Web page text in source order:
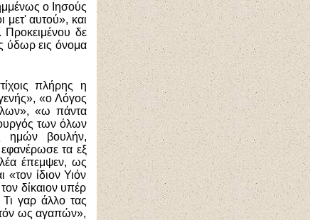
ο Ιησούς
μετ' αυτού», και
δε
ύδωρ εις όνομα
πλήρης η
«ο Λόγος
«ω πάντα
των όλων
ημών βουλήν,
τα εξ
έπεμψεν, ως
ίδιον Υιόν
δίκαιον υπέρ
γαρ άλλο τας
ως αγαπών»,